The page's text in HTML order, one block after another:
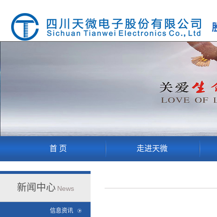
首 页 走进天微
新闻中心 News
信息资讯